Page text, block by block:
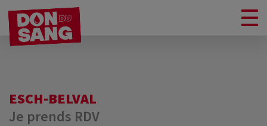
ESCH-BELVAL
Je prends RDV